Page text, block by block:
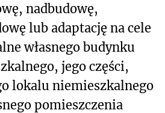
nadbudowę,
lub adaptację na cele
własnego budynku
jego części,
lokalu niemieszkalnego
pomieszczenia